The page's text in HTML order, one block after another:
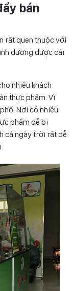
bán
rất quen thuộc với
dưỡng được cải
nhiều khách
thực phẩm. Vì
Nơi có nhiều
phẩm dễ bị
cả ngày trời rất dễ